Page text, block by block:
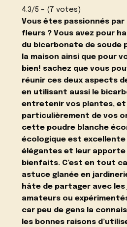
4.3/5 – (7 votes)
Vous êtes passionnés
fleurs ? Vous avez pour
du bicarbonate de soude
la maison ainsi que pour
bien! sachez que vous
réunir ces deux aspects
en utilisant aussi le
entretenir vos plantes, et
particulièrement de vos
cette poudre blanche
écologique est
élégantes et leur apporte
bienfaits. C’est en tout
astuce glanée en
hâte de partager avec les
amateurs ou
car peu de gens la
les bonnes raisons